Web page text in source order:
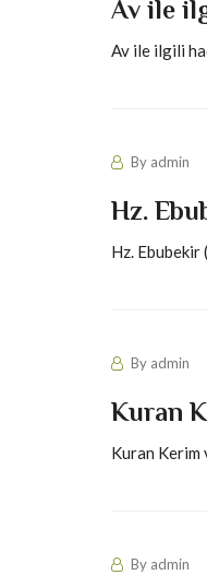
Av ile
Av ile ilgili
By admin
Hz.
Hz. Ebubekir
By admin
Kuran
Kuran
By admin